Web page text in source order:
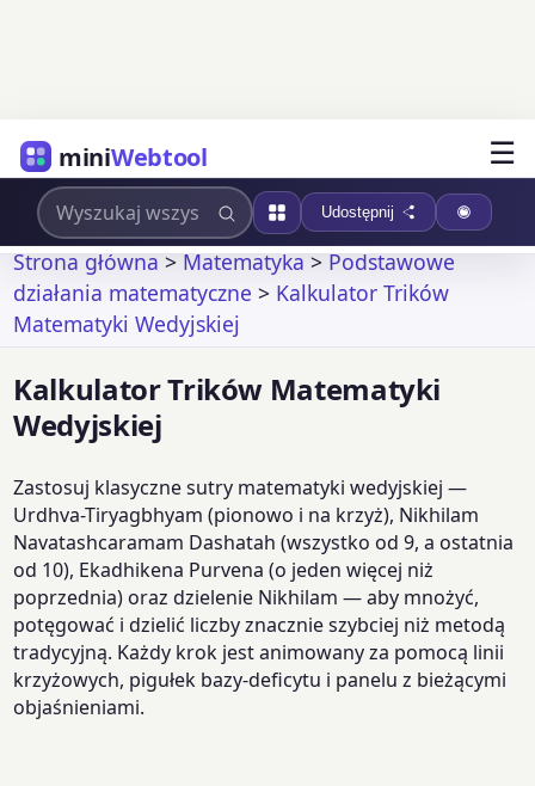
miniWebtool ☰
Udostępnij
Strona główna>Matematyka>Podstawowe
działania matematyczne > Kalkulator Trików
Matematyki Wedyjskiej
Kalkulator Trików Matematyki
Wedyjskiej
Zastosuj klasyczne sutry matematyki wedyjskiej —
Urdhva-Tiryagbhyam (pionowo i na krzyż), Nikhilam
Navatashcaramam Dashatah (wszystko od 9, a ostatnia
od 10), Ekadhikena Purvena (o jeden więcej niż
poprzednia) oraz dzielenie Nikhilam — aby mnożyć,
potęgować i dzielić liczby znacznie szybciej niż metodą
tradycyjną. Każdy krok jest animowany za pomocą linii
krzyżowych, pigułek bazy-deficytu i panelu z bieżącymi
objaśnieniami.